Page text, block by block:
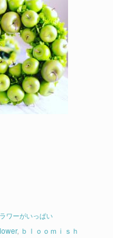
ワーがいっぱい
, ｂｌｏｏｍｉｓｈ